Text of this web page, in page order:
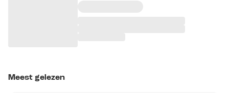
Meest gelezen